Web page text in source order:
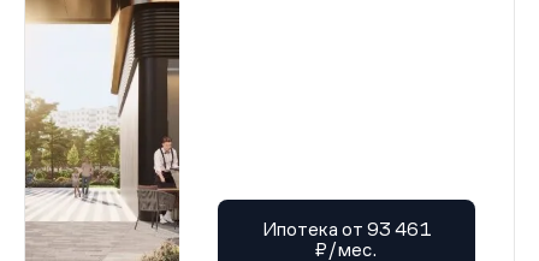
Ипотека от 93 461
₽/мес.